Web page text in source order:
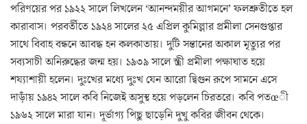
পরিণয়ের পর ১৯২২ সালে লিখলেন ‘আনন্দময়ীর আগমনে’ ফলশ্রুতীতে হল
কারাবাস। পরবর্তীতে ১৯২৪ সালের ২৫ এপ্রিল কুমিল্লার প্রমীলা সেনগুপ্তার
সাথে বিবাহ বন্ধনে আবদ্ধ হন কলকাতায়। দুটি সন্তানের অকাল মৃত্যুর পর
সব্যসাচী অনিরুদ্ধের জন্ম হয়। ১৯৩৯ সালে স্ত্রী প্রমীলা পক্ষাঘাত হয়ে
শয্যাশায়ী হলেন। দুঃখের মধ্যে দুঃখ যেন আরো দ্বিগুন রূপে সামনে এসে
দাড়াঁয় ১৯৪২ সালে কবি নিজেই অসুস্থ হয়ে পড়লেন চিরতরে। কবি পতœী
১৯৬২ সালে মারা যান। দূর্ভাগ্য পিছু ছাড়েনি দুখু কবির জীবন থেকে।